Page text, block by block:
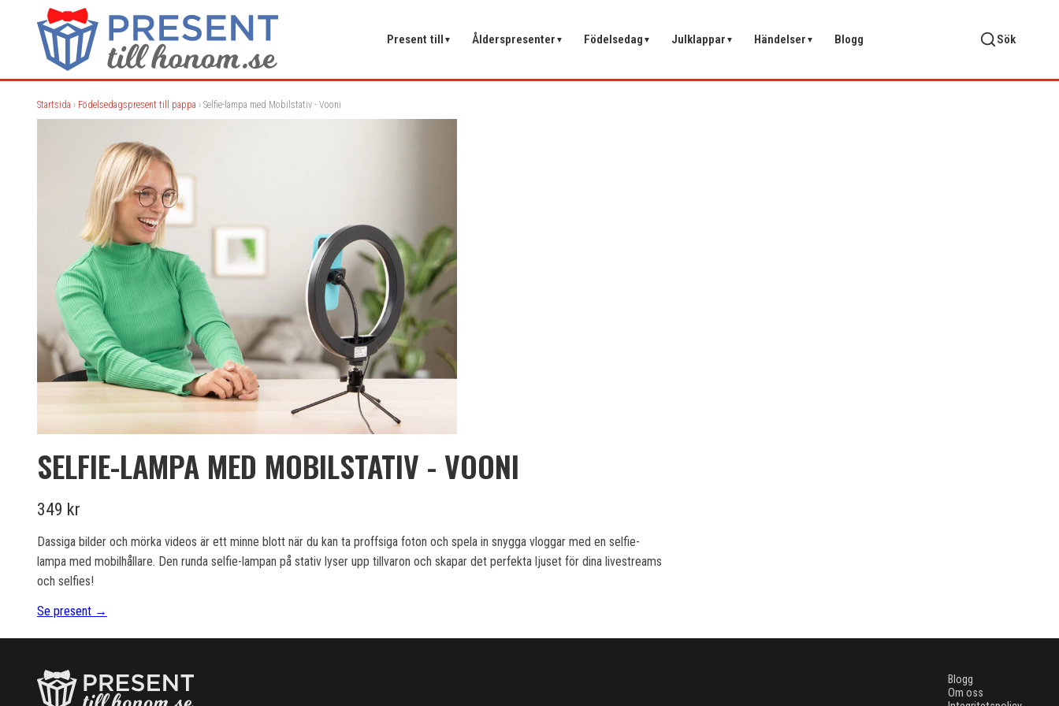
Present till ▼ Ålderspresenter ▼ Födelsedag ▼ Julklappar ▼ Händelser ▼ Blogg Sök
Startsida › Födelsedagspresent till pappa › Selfie-lampa med Mobilstativ - Vooni
SELFIE-LAMPA MED MOBILSTATIV - VOONI
349 kr
Dassiga bilder och mörka videos är ett minne blott när du kan ta proffsiga foton och spela in snygga vloggar med en selfie-
lampa med mobilhållare. Den runda selfie-lampan på stativ lyser upp tillvaron och skapar det perfekta ljuset för dina livestreams
och selfies!
Se present →
Blogg
Om oss